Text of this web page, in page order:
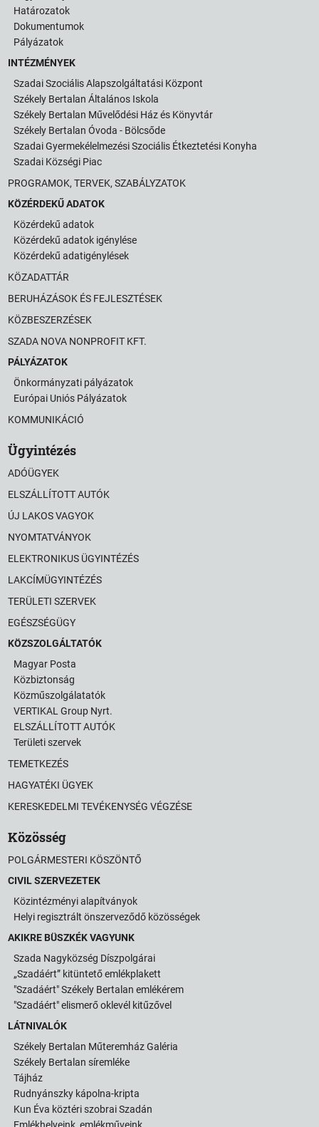
Határozatok
Dokumentumok
Pályázatok
INTÉZMÉNYEK
Szadai Szociális Alapszolgáltatási Központ
Székely Bertalan Általános Iskola
Székely Bertalan Művelődési Ház és Könyvtár
Székely Bertalan Óvoda - Bölcsőde
Szadai Gyermekélelmezési Szociális Étkeztetési Konyha
Szadai Községi Piac
PROGRAMOK, TERVEK, SZABÁLYZATOK
KÖZÉRDEKŰ ADATOK
Közérdekű adatok
Közérdekű adatok igénylése
Közérdekű adatigénylések
KÖZADATTÁR
BERUHÁZÁSOK ÉS FEJLESZTÉSEK
KÖZBESZERZÉSEK
SZADA NOVA NONPROFIT KFT.
PÁLYÁZATOK
Önkormányzati pályázatok
Európai Uniós Pályázatok
KOMMUNIKÁCIÓ
Ügyintézés
ADÓÜGYEK
ELSZÁLLÍTOTT AUTÓK
ÚJ LAKOS VAGYOK
NYOMTATVÁNYOK
ELEKTRONIKUS ÜGYINTÉZÉS
LAKCÍMÜGYINTÉZÉS
TERÜLETI SZERVEK
EGÉSZSÉGÜGY
KÖZSZOLGÁLTATÓK
Magyar Posta
Közbiztonság
Közműszolgálatatók
VERTIKAL Group Nyrt.
ELSZÁLLÍTOTT AUTÓK
Területi szervek
TEMETKEZÉS
HAGYATÉKI ÜGYEK
KERESKEDELMI TEVÉKENYSÉG VÉGZÉSE
Közösség
POLGÁRMESTERI KÖSZÖNTŐ
CIVIL SZERVEZETEK
Közintézményi alapítványok
Helyi regisztrált önszerveződő közösségek
AKIKRE BÜSZKÉK VAGYUNK
Szada Nagyközség Díszpolgárai
„Szadáért” kitüntető emlékplakett
"Szadáért" Székely Bertalan emlékérem
"Szadáért" elismerő oklevél kitűzővel
LÁTNIVALÓK
Székely Bertalan Műteremház Galéria
Székely Bertalan síremléke
Tájház
Rudnyánszky kápolna-kripta
Kun Éva köztéri szobrai Szadán